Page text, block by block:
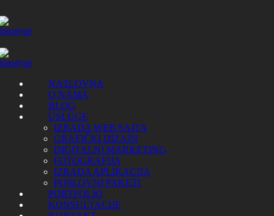
NASLOVNA
O NAMA
BLOG
USLUGE
IZRADA WEB SAJTA
GRAFIČKI DIZAJN
DIGITALNI MARKETING
FOTOGRAFIJA
IZRADA APLIKACIJA
POSLOVNI PAKETI
PORTFOLIO
KONSULTACIJE